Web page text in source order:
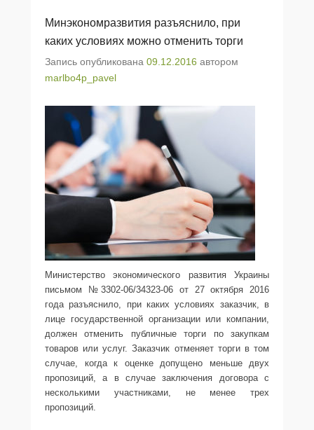
Минэкономразвития разъяснило, при
каких условиях можно отменить торги
Запись опубликована 09.12.2016 автором
marlbo4p_pavel
Министерство экономического развития Украины
письмом №3302-06/34323-06 от 27 октября 2016
года разъяснило, при каких условиях заказчик, в
лице государственной организации или компании,
должен отменить публичные торги по закупкам
товаров или услуг. Заказчик отменяет торги в том
случае, когда к оценке допущено меньше двух
пропозиций, а в случае заключения договора с
несколькими участниками, не менее трех
пропозиций.